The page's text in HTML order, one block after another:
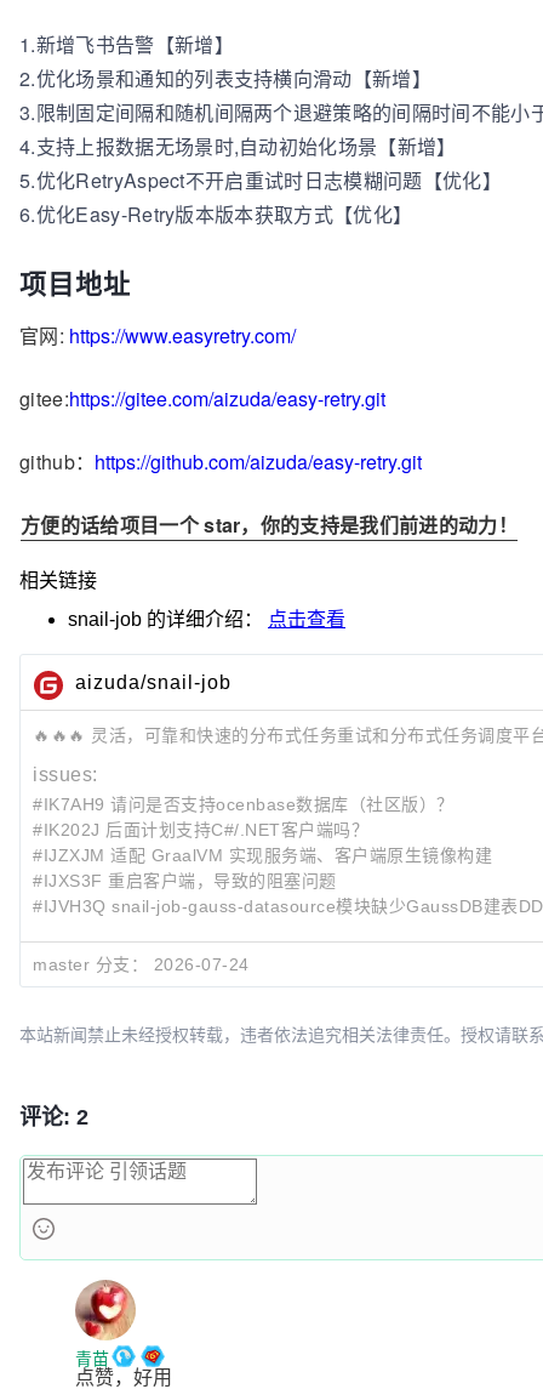
1.新增飞书告警【新增】
2.优化场景和通知的列表支持横向滑动【新增】
3.限制固定间隔和随机间隔两个退避策略的间隔时间不能小
4.支持上报数据无场景时,自动初始化场景【新增】
5.优化RetryAspect不开启重试时日志模糊问题【优化】
6.优化Easy-Retry版本版本获取方式【优化】
项目地址
官网: https://www.easyretry.com/
gitee:https://gitee.com/aizuda/easy-retry.git
github： https://github.com/aizuda/easy-retry.git
方便的话给项目一个 star，你的支持是我们前进的动力！
相关链接
snail-job 的详细介绍： 点击查看
aizuda/snail-job
🔥🔥🔥 灵活，可靠和快速的分布式任务重试和分布式任务调度平
issues:
#IK7AH9 请问是否支持ocenbase数据库（社区版）？
#IK202J 后面计划支持C#/.NET客户端吗？
#IJZXJM 适配 GraalVM 实现服务端、客户端原生镜像构建
#IJXS3F 重启客户端，导致的阻塞问题
#IJVH3Q snail-job-gauss-datasource模块缺少GaussDB建表
最近提交:
184b03cf
feat(2.0.1): 升级2.0.1
master 分支： 2026-07-24
本站新闻禁止未经授权转载，违者依法追究相关法律责任。授权请联
评论: 2
青苗
点赞，好用